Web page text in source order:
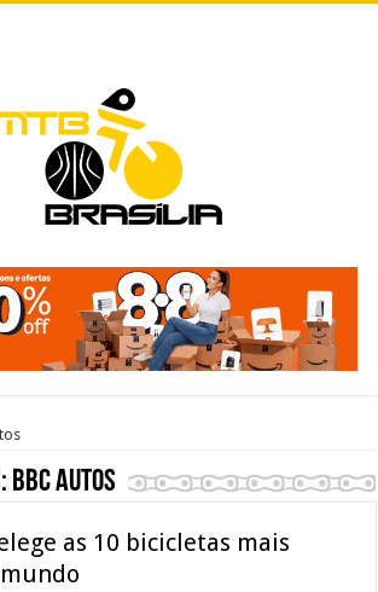
BBC Autos
as 10 bicicletas mais